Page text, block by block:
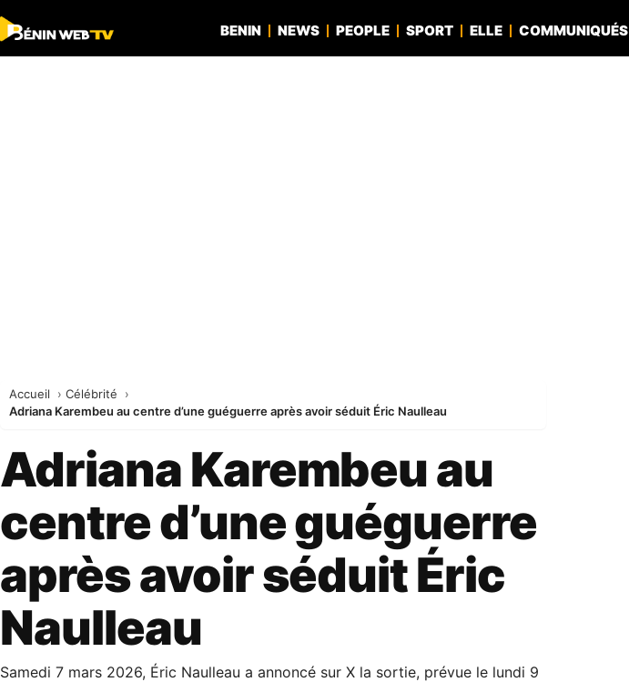
BENIN NEWS PEOPLE SPORT ELLE COMMUNIQUÉS
Accueil
Célébrité
Adriana Karembeu au centre d’une guéguerre après avoir séduit Éric Naulleau
Adriana Karembeu au
centre d’une guéguerre
après avoir séduit Éric
Naulleau
Samedi 7 mars 2026, Éric Naulleau a annoncé sur X la sortie, prévue le lundi 9